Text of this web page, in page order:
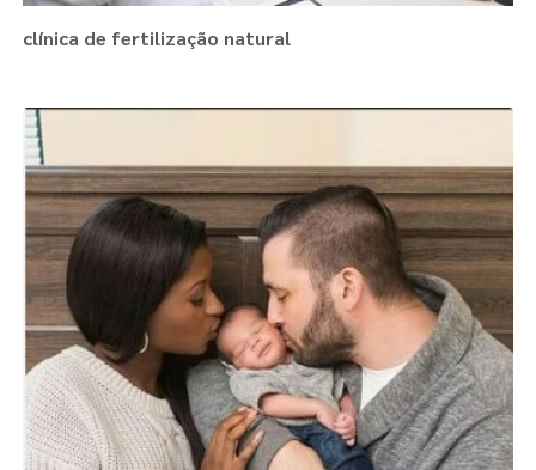
clínica de fertilização natural